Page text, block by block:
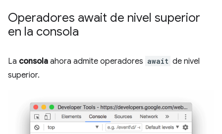
Operadores await de nivel superior
en la consola
La consola ahora admite operadores await de nivel
superior.